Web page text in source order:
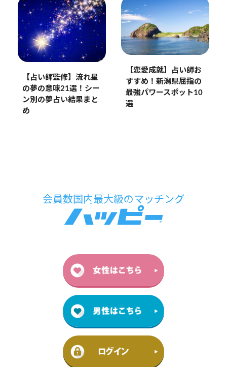
【占い師監修】流れ星
の夢の意味21選！シー
ン別の夢占い結果まと
め
【恋愛成就】占い師お
すすめ！新潟県屈指の
最強パワースポット10
選